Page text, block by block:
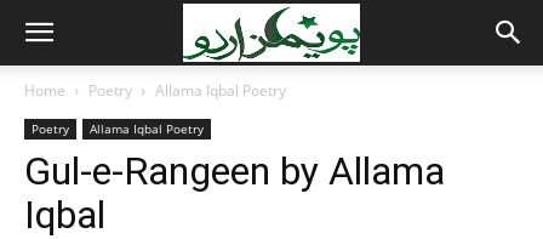
Home Poetry Allama Iqbal Poetry
Poetry Allama Iqbal Poetry
Gul-e-Rangeen by Allama
Iqbal